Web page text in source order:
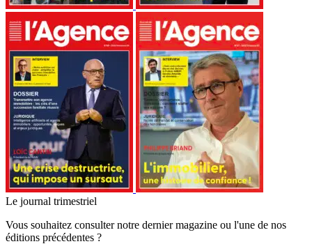
Le journal trimestriel
Vous souhaitez consulter notre dernier magazine ou l'une de nos
éditions précédentes ?